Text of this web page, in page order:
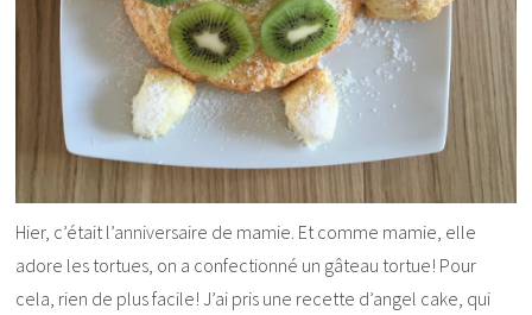
Hier, c’était l’anniversaire de mamie. Et comme mamie, elle
adore les tortues, on a confectionné un gâteau tortue! Pour
cela, rien de plus facile! J’ai pris une recette d’angel cake, qui